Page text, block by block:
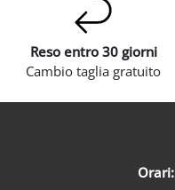
Reso entro 30 giorni
Cambio taglia gratuito
Orari: